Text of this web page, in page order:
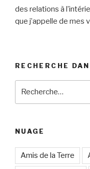
des relations à
que j’appelle de mes
RECHERCHE
NUAGE
Amis de la Terre